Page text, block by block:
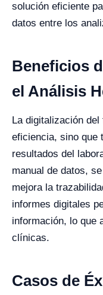
solución eficiente
datos entre los
Beneficios
el Análisis
La digitalización
eficiencia, sino que
resultados del
manual de datos,
mejora la
informes digitales
información, lo que
clínicas.
Casos de